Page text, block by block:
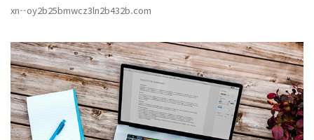
xn--oy2b25bmwcz3ln2b432b.com